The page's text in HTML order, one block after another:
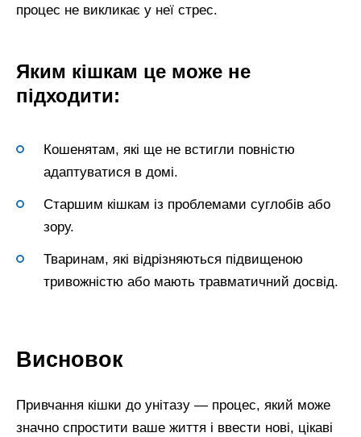
процес не викликає у неї стрес.
Яким кішкам це може не
підходити:
Кошенятам, які ще не встигли повністю
адаптуватися в домі.
Старшим кішкам із проблемами суглобів або
зору.
Тваринам, які відрізняються підвищеною
тривожністю або мають травматичний досвід.
Висновок
Привчання кішки до унітазу — процес, який може
значно спростити ваше життя і ввести нові, цікаві